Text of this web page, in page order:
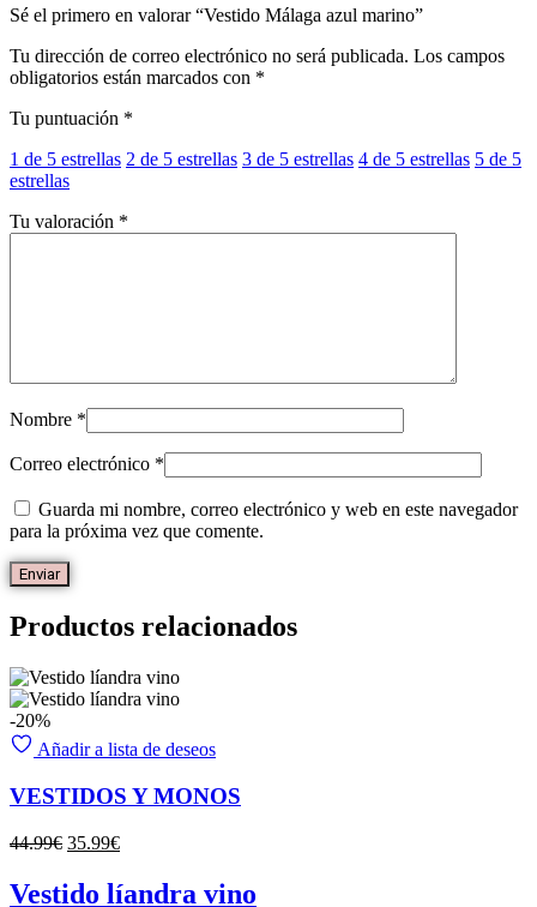
Sé el primero en valorar “Vestido Málaga azul marino”
Tu dirección de correo electrónico no será publicada. Los campos
obligatorios están marcados con *
Tu puntuación *
1 de 5 estrellas 2 de 5 estrellas 3 de 5 estrellas 4 de 5 estrellas 5 de 5
estrellas
Tu valoración *
Nombre *
Correo electrónico *
Guarda mi nombre, correo electrónico y web en este navegador
para la próxima vez que comente.
Productos relacionados
-20%
Añadir a lista de deseos
VESTIDOS Y MONOS
44.99€ El
original
35.99€El
actual
Vestido líandra vino